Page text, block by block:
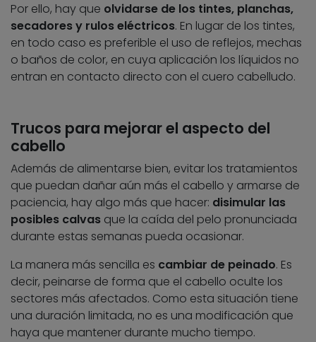
Por ello, hay que olvidarse de los tintes, planchas,
secadores y rulos eléctricos. En lugar de los tintes,
en todo caso es preferible el uso de reflejos, mechas
o baños de color, en cuya aplicación los líquidos no
entran en contacto directo con el cuero cabelludo.
Trucos para mejorar el aspecto del
cabello
Además de alimentarse bien, evitar los tratamientos
que puedan dañar aún más el cabello y armarse de
paciencia, hay algo más que hacer: disimular las
posibles calvas que la caída del pelo pronunciada
durante estas semanas pueda ocasionar.
La manera más sencilla es cambiar de peinado. Es
decir, peinarse de forma que el cabello oculte los
sectores más afectados. Como esta situación tiene
una duración limitada, no es una modificación que
haya que mantener durante mucho tiempo.